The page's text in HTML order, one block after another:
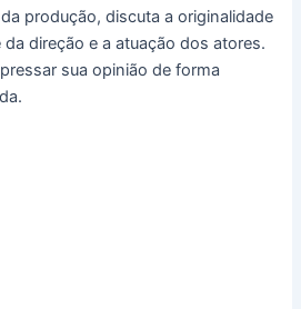
produção, discuta a originalidade
direção e a atuação dos atores.
sua opinião de forma